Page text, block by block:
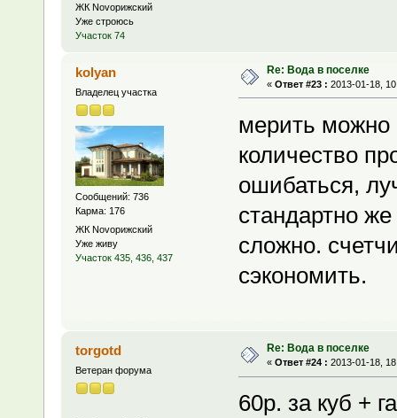
ЖК Novoрижский
Уже строюсь
Участок 74
kolyan
Владелец участка
Сообщений: 736
Карма: 176
ЖК Novoрижский
Уже живу
Участок 435, 436, 437
Re: Вода в поселке
« Ответ #23 : 2013-01-18,
мерить можно
количество
ошибаться,
стандартно
сложно.
сэкономить.
torgotd
Ветеран форума
Re: Вода в поселке
« Ответ #24 : 2013-01-18,
60р. за куб +